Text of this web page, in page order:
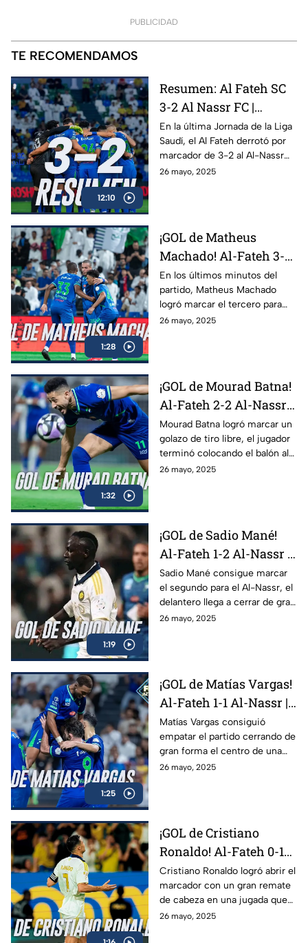
PUBLICIDAD
TE RECOMENDAMOS
12:10
Resumen: Al Fateh SC
3-2 Al Nassr FC |
Jornada 34 | Liga Saudí
2025
En la última Jornada de la Liga
Saudí, el Al Fateh derrotó por
marcador de 3-2 al Al-Nassr
de Cristiano Ronaldo, en lo
26 mayo, 2025
1:28
¡GOL de Matheus
Machado! Al-Fateh 3-2
Al-Nassr | Jornada 34
Liga Saudí
En los últimos minutos del
partido, Matheus Machado
logró marcar el tercero para
llevarse la victoria, al delantero
26 mayo, 2025
1:32
¡GOL de Mourad Batna!
Al-Fateh 2-2 Al-Nassr |
Jornada 34 Liga Saudí
Mourad Batna logró marcar un
golazo de tiro libre, el jugador
terminó colocando el balón al
angulo y empató el marcador
26 mayo, 2025
1:19
¡GOL de Sadio Mané!
Al-Fateh 1-2 Al-Nassr |
Jornada 34 Liga Saudí
Sadio Mané consigue marcar
el segundo para el Al-Nassr, el
delantero llega a cerrar de gran
forma le contragolpe peligroso
26 mayo, 2025
1:25
¡GOL de Matías Vargas!
Al-Fateh 1-1 Al-Nassr |
Jornada 34 Liga Saudí
Matías Vargas consiguió
empatar el partido cerrando de
gran forma el centro de una
jugada que nace desde la
26 mayo, 2025
¡GOL de Cristiano
Ronaldo! Al-Fateh 0-1
Al-Nassr | Jornada 34
Liga Saudí
Cristiano Ronaldo logró abrir el
marcador con un gran remate
de cabeza en una jugada que
nace de un tiro de esquina.
26 mayo, 2025